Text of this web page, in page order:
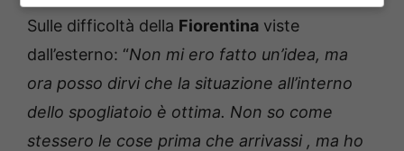
Sulle difficoltà della Fiorentina viste
dall’esterno: “Non mi ero fatto un’idea, ma
ora posso dirvi che la situazione all’interno
dello spogliatoio è ottima. Non so come
stessero le cose prima che arrivassi , ma ho